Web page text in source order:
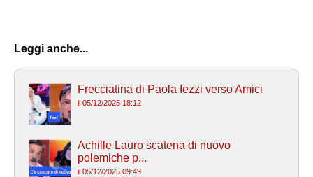
Leggi anche...
Frecciatina di Paola Iezzi verso Amici
il 05/12/2025 18:12
Achille Lauro scatena di nuovo
polemiche p...
il 05/12/2025 09:49